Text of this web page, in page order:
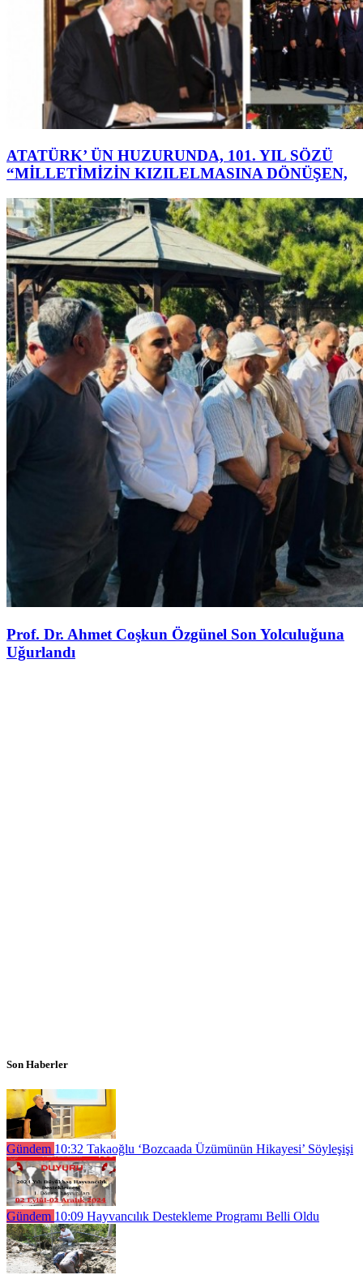
ATATÜRK’ ÜN HUZURUNDA, 101. YIL SÖZÜ
“MİLLETİMİZİN KIZILELMASINA DÖNÜŞEN,
Prof. Dr. Ahmet Coşkun Özgünel Son Yolculuğuna
Uğurlandı
Son Haberler
Gündem 10:32 Takaoğlu ‘Bozcaada Üzümünün Hikayesi’ Söyleşişi
Gündem 10:09 Hayvancılık Destekleme Programı Belli Oldu